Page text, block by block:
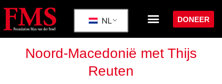
NL DONEER
Noord-Macedonië met Thijs
Reuten